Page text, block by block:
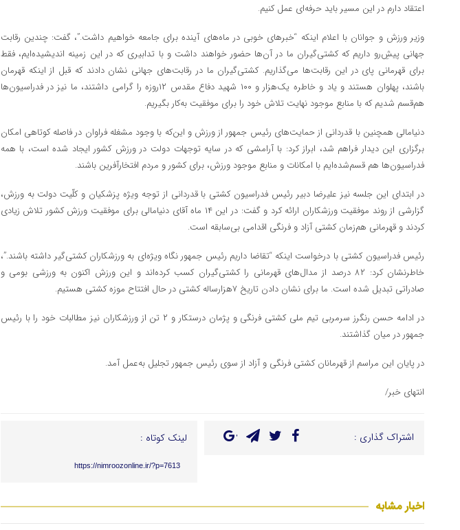
اعتقاد دارم در این مسیر باید حرفه‌ای عمل کنیم.
وزیر ورزش و جوانان با اعلام اینکه “خبرهای خوبی در ماه‌های آینده برای جامعه خواهیم داشت.”، گفت: چندین رقابت
جهانی پیش‌ِرو داریم که کشتی‌گیران ما در آن‌ها حضور خواهند داشت و با تدابیری که در این زمینه اندیشیده‌ایم، فقط
برای قهرمانی پای در این رقابت‌ها می‌گذاریم. کشتی‌گیران ما در رقابت‌های جهانی نشان دادند که قبل از اینکه قهرمان
باشند، پهلوان هستند و یاد و خاطره یک‌هزار و ۱۰۰ شهید دفاع مقدس ۱۲روزه را گرامی داشتند، ما نیز در فدراسیون‌ها
هم‌قسم شدیم که با منابع موجود نهایت تلاش خود را برای موفقیت به‌کار بگیریم.
دنیامالی همچنین با قدردانی از حمایت‌های رئیس جمهور از ورزش و این‌که با وجود مشغله فراوان در فاصله کوتاهی امکان
برگزاری این دیدار فراهم شد، ابراز کرد: با آرامشی که در سایه توجهات دولت در ورزش کشور ایجاد شده است، با همه
فدراسیون‌ها هم قسم‌شده‌ایم با امکانات و منابع موجود ورزش، برای کشور و مردم افتخارآفرین باشند.
در ابتدای این جلسه نیز علیرضا دبیر رئیس فدراسیون کشتی با قدردانی از توجه ویژه پزشکیان و کلّیت دولت به ورزش،
گزارشی از روند موفقیت ورزشکاران ارائه کرد و گفت: در این ۱۴ ماه آقای دنیامالی برای موفقیت ورزش کشور تلاش زیادی
کردند و قهرمانی هم‌زمان کشتی آزاد و فرنگی اقدامی بی‌سابقه است.
رئیس فدراسیون کشتی با درخواست اینکه “تقاضا داریم رئیس جمهور نگاه ویژه‌ای به ورزشکاران کشتی‌گیر داشته باشند.”،
خاطرنشان کرد: ۸۲ درصد از مدال‌های قهرمانی را کشتی‌گیران کسب کرده‌اند و این ورزش اکنون به ورزشی بومی و
صادراتی تبدیل شده است. ما برای نشان دادن تاریخ ۷هزارساله کشتی در حال افتتاح موزه کشتی هستیم.
در ادامه حسن رنگرز سرمربی تیم ملی کشتی فرنگی و پژمان درستکار و ۲ تن از ورزشکاران نیز مطالبات خود را با رئیس
جمهور در میان گذاشتند.
در پایان این مراسم از قهرمانان کشتی‌ فرنگی و آزاد از سوی رئیس جمهور تجلیل به‌عمل آمد.
انتهای خبر/
اشتراک گذاری : لینک کوتاه :
https://nimroozonline.ir/?p=7613
اخبار مشابه